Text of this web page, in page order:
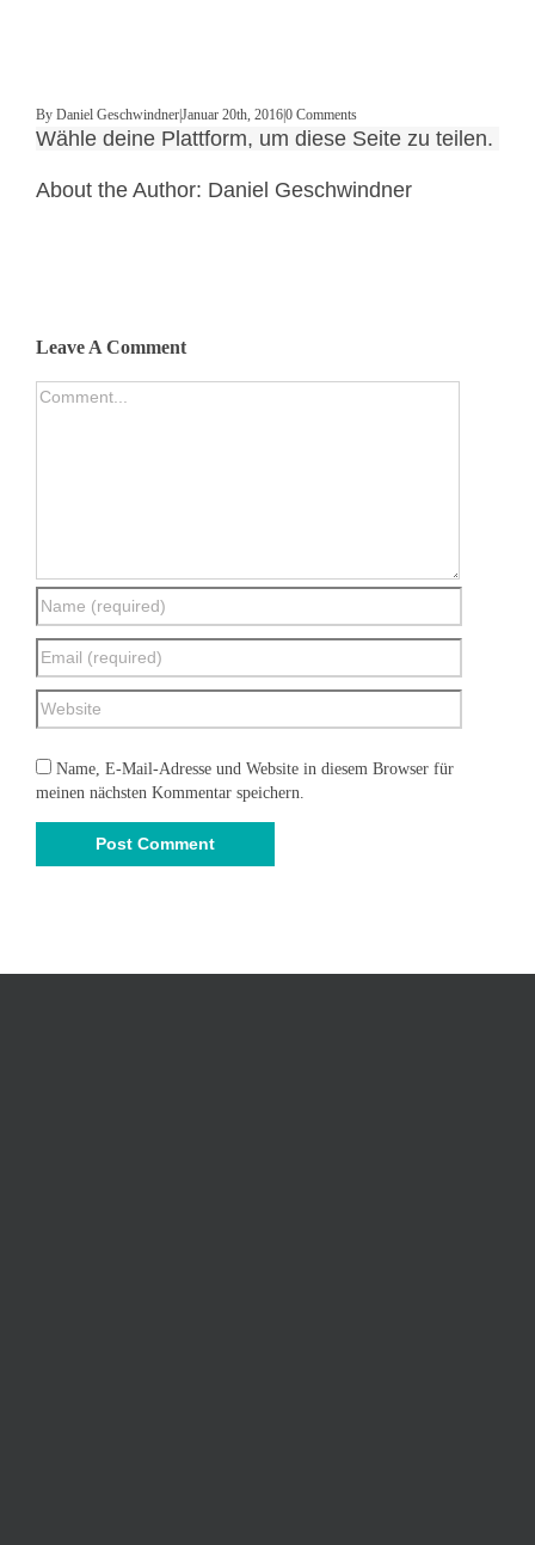
By Daniel GeschwindnerJanuar 20th, 20160 Comments
Wähle deine Plattform, um diese Seite zu teilen.
About the Author: Daniel Geschwindner
Leave A Comment
Name, E-Mail-Adresse und Website in diesem Browser für
meinen nächsten Kommentar speichern.